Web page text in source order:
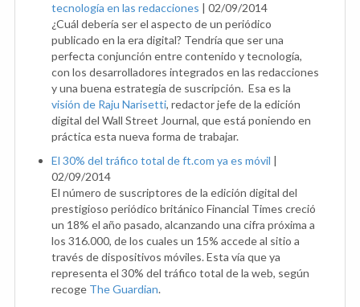
tecnología en las redacciones | 02/09/2014
¿Cuál debería ser el aspecto de un periódico
publicado en la era digital? Tendría que ser una
perfecta conjunción entre contenido y tecnología,
con los desarrolladores integrados en las redacciones
y una buena estrategia de suscripción. Esa es la
visión de Raju Narisetti, redactor jefe de la edición
digital del Wall Street Journal, que está poniendo en
práctica esta nueva forma de trabajar.
El 30% del tráfico total de ft.com ya es móvil |
02/09/2014
El número de suscriptores de la edición digital del
prestigioso periódico británico Financial Times creció
un 18% el año pasado, alcanzando una cifra próxima a
los 316.000, de los cuales un 15% accede al sitio a
través de dispositivos móviles. Esta vía que ya
representa el 30% del tráfico total de la web, según
recoge The Guardian.